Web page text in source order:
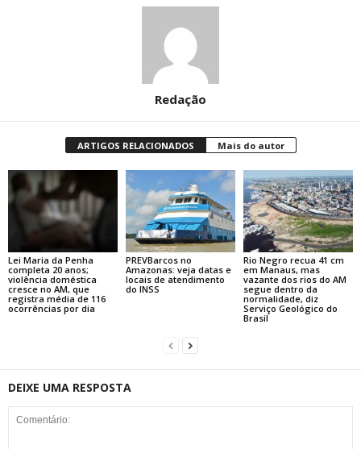
Redação
ARTIGOS RELACIONADOS Mais do autor
Lei Maria da Penha
completa 20 anos;
violência doméstica
cresce no AM, que
registra média de 116
ocorrências por dia
PREVBarcos no
Amazonas: veja datas e
locais de atendimento
do INSS
Rio Negro recua 41 cm
em Manaus, mas
vazante dos rios do AM
segue dentro da
normalidade, diz
Serviço Geológico do
Brasil
DEIXE UMA RESPOSTA